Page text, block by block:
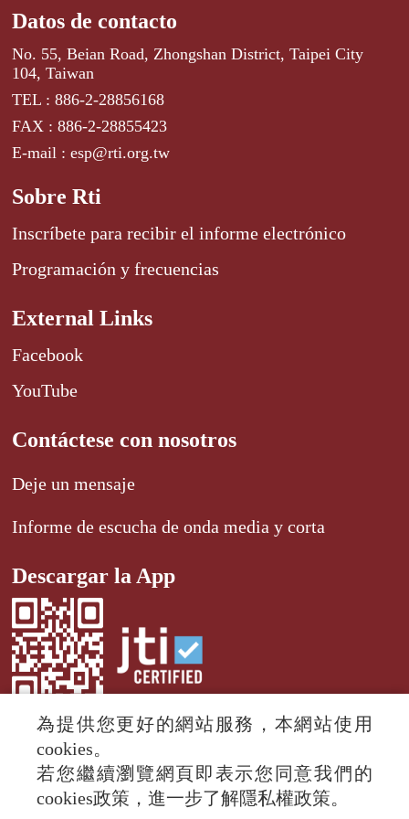
Datos de contacto
No. 55, Beian Road, Zhongshan District, Taipei City
104, Taiwan
TEL : 886-2-28856168
FAX : 886-2-28855423
E-mail : esp@rti.org.tw
Sobre Rti
Inscríbete para recibir el informe electrónico
Programación y frecuencias
External Links
Facebook
YouTube
Contáctese con nosotros
Deje un mensaje
Informe de escucha de onda media y corta
Descargar la App
© 2024 RTI (Radio Taiwan International).
All rights reserved.
為提供您更好的網站服務，本網站使用
cookies。
若您繼續瀏覽網頁即表示您同意我們的
cookies政策，進一步了解隱私權政策。